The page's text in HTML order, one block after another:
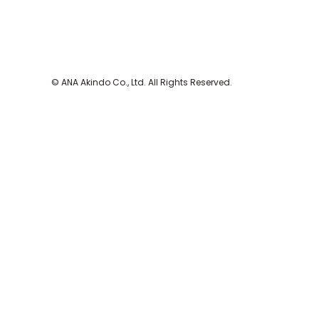
© ANA Akindo Co., Ltd. All Rights Reserved.